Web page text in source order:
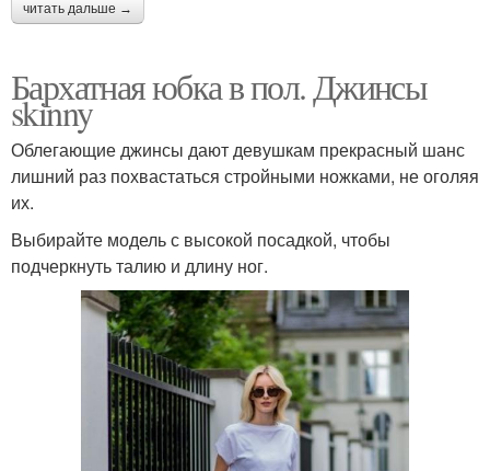
читать дальше →
Бархатная юбка в пол. Джинсы
skinny
Облегающие джинсы дают девушкам прекрасный шанс
лишний раз похвастаться стройными ножками, не оголяя
их.
Выбирайте модель с высокой посадкой, чтобы
подчеркнуть талию и длину ног.